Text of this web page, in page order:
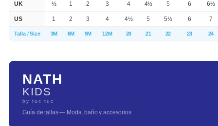
UK ½ 1 2 3 4 4½ 5 6 6½
US 1 2 3 4 4½ 5 5½ 6 7
Talla / Size 3M 6M 9M 12M 20 21 22 23 24
NATH
KIDS
by tuc tuc
Guía de tallas — Moda, baño y accesorios